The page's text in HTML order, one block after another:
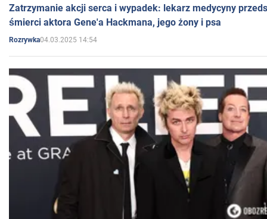
Zatrzymanie akcji serca i wypadek: lekarz medycyny
śmierci aktora Gene'a Hackmana, jego żony i psa
Rozrywka04.03.2025 14:54